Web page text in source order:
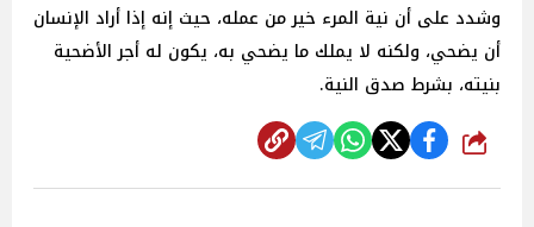
وشدد على أن نية المرء خير من عمله، حيث إنه إذا أراد الإنسان
أن يضحي، ولكنه لا يملك ما يضحي به، يكون له أجر الأضحية
بنيته، بشرط صدق النية.
شارك